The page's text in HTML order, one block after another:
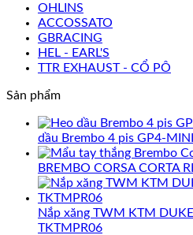
OHLINS
ACCOSSATO
GBRACING
HEL - EARL'S
TTR EXHAUST - CỔ PÔ
Sản phẩm
dầu Brembo 4 pis GP4-
BREMBO CORSA CORTA
Nắp xăng TWM KTM
TKTMPR06